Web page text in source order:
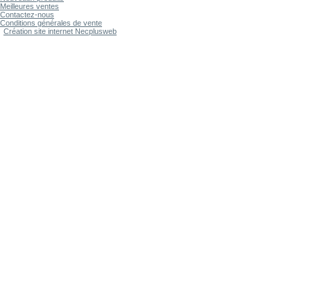
Meilleures ventes
Contactez-nous
Conditions générales de vente
Création site internet Necplusweb